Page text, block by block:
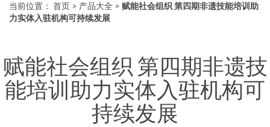
当前位置： 首页 > 产品大全 > 赋能社会组织 第四期非遗技能培训助
力实体入驻机构可持续发展
赋能社会组织 第四期非遗技
能培训助力实体入驻机构可
持续发展